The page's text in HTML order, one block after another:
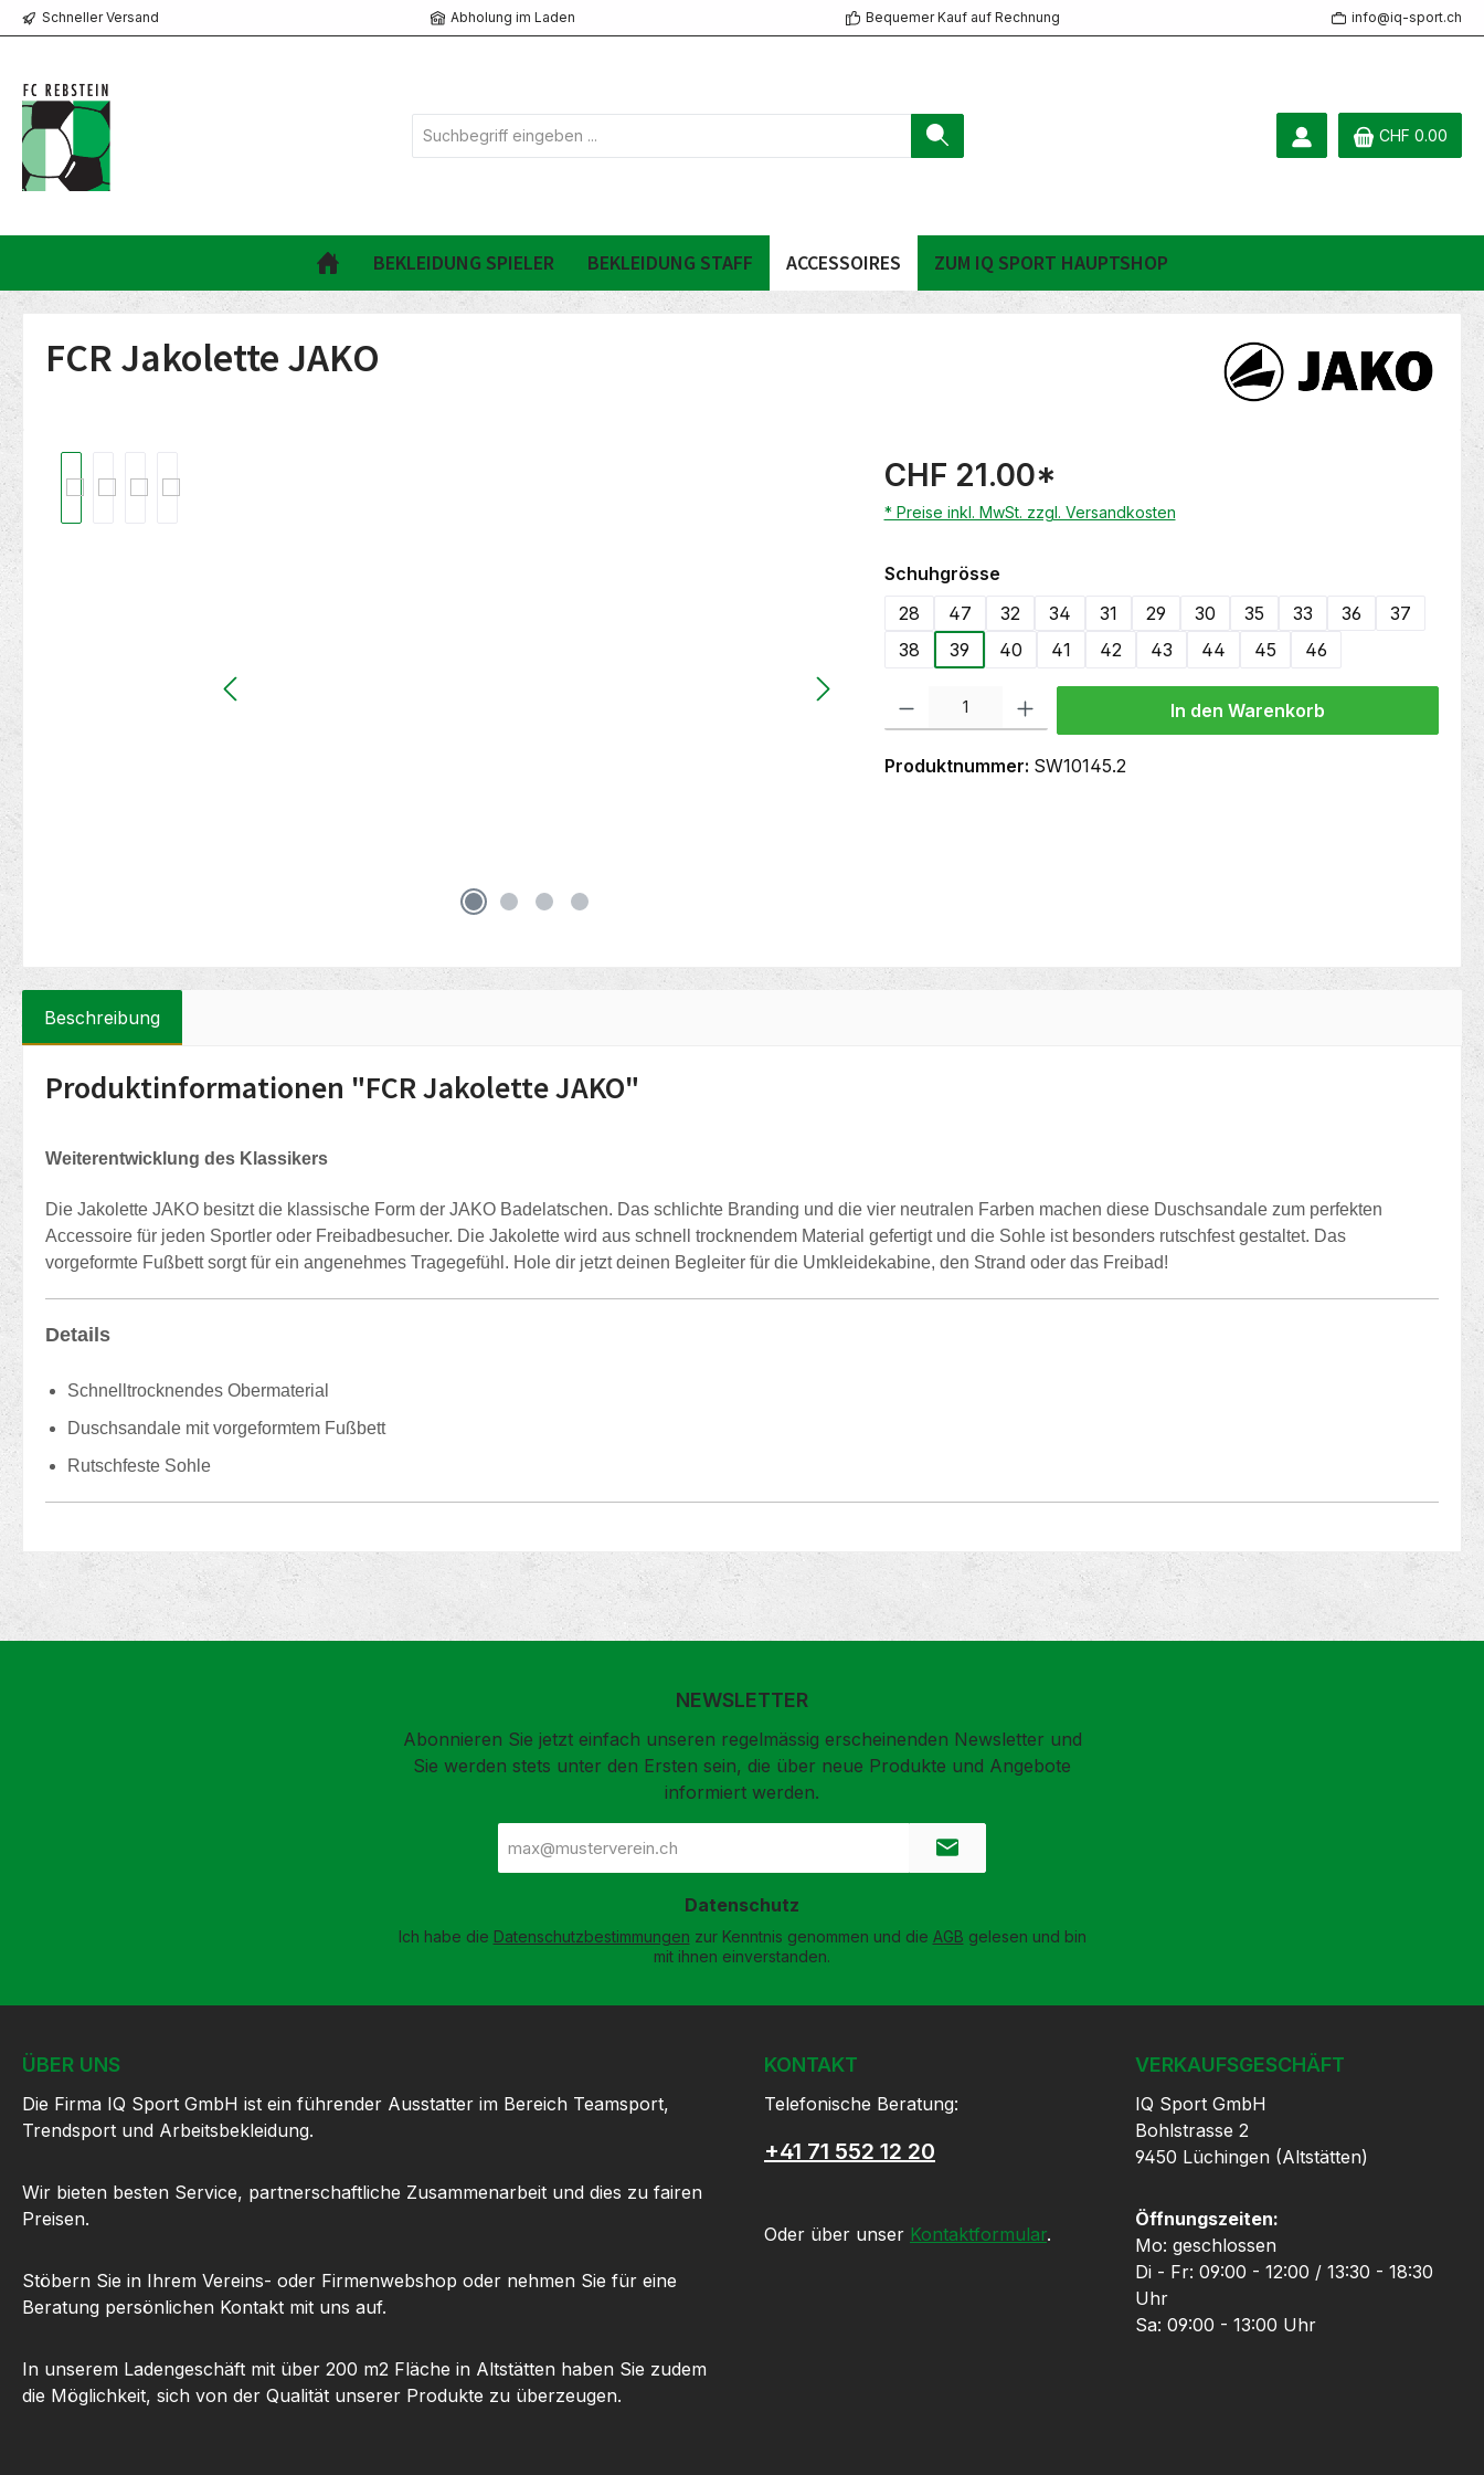
Zur Hauptnavigation springen
Schneller Versand Abholung im Laden Bequemer Kauf auf Rechnung info@iq-sport.ch
CHF 0.00
BEKLEIDUNG SPIELER BEKLEIDUNG STAFF ACCESSOIRES ZUM IQ SPORT HAUPTSHOP
FCR Jakolette JAKO
CHF 21.00*
* Preise inkl. MwSt. zzgl. Versandkosten
Schuhgrösseauswählen
28
47 32 34 31 29 30 35 33 36
37
38
39 40 41 42 43 44 45 46
In den Warenkorb
Produktnummer: SW10145.2
Beschreibung
Produktinformationen "FCR Jakolette JAKO"
Weiterentwicklung des Klassikers
Die Jakolette JAKO besitzt die klassische Form der JAKO Badelatschen. Das schlichte Branding und die vier neutralen Farben machen diese Duschsandale zum perfekten
Accessoire für jeden Sportler oder Freibadbesucher. Die Jakolette wird aus schnell trocknendem Material gefertigt und die Sohle ist besonders rutschfest gestaltet. Das
vorgeformte Fußbett sorgt für ein angenehmes Tragegefühl. Hole dir jetzt deinen Begleiter für die Umkleidekabine, den Strand oder das Freibad!
Details
Schnelltrocknendes Obermaterial
Duschsandale mit vorgeformtem Fußbett
Rutschfeste Sohle
NEWSLETTER
Abonnieren Sie jetzt einfach unseren regelmässig erscheinenden Newsletter und
Sie werden stets unter den Ersten sein, die über neue Produkte und Angebote
informiert werden.
Mail-
Adresse
Datenschutz
Ich habe die Datenschutzbestimmungen zur Kenntnis genommen und die AGB gelesen und bin
mit ihnen einverstanden.
ÜBER UNS
Die Firma IQ Sport GmbH ist ein führender Ausstatter im Bereich Teamsport,
Trendsport und Arbeitsbekleidung.
Wir bieten besten Service, partnerschaftliche Zusammenarbeit und dies zu fairen
Preisen.
Stöbern Sie in Ihrem Vereins- oder Firmenwebshop oder nehmen Sie für eine
Beratung persönlichen Kontakt mit uns auf.
In unserem Ladengeschäft mit über 200 m2 Fläche in Altstätten haben Sie zudem
die Möglichkeit, sich von der Qualität unserer Produkte zu überzeugen.
KONTAKT
Telefonische Beratung:
+41 71 552 12 20
Oder über unser Kontaktformular.
VERKAUFSGESCHÄFT
IQ Sport GmbH
Bohlstrasse 2
9450 Lüchingen (Altstätten)
Öffnungszeiten:
Mo: geschlossen
Di - Fr: 09:00 - 12:00 / 13:30 - 18:30
Uhr
Sa: 09:00 - 13:00 Uhr